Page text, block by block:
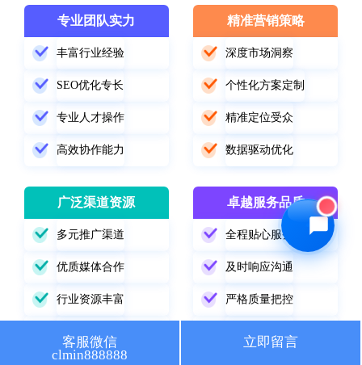
专业团队实力
丰富行业经验
SEO优化专长
专业人才操作
高效协作能力
精准营销策略
深度市场洞察
个性化方案定制
精准定位受众
数据驱动优化
广泛渠道资源
多元推广渠道
优质媒体合作
行业资源丰富
卓越服务品质
全程贴心服务
及时响应沟通
严格质量把控
客服微信
clmin888888
立即留言
🔍 SEO优化 🎬 短视频
📍 GEO推广
📢 信息流 ✏️ 其他
咨询内容